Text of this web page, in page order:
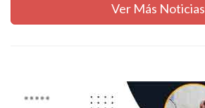
Ver Más Noticias